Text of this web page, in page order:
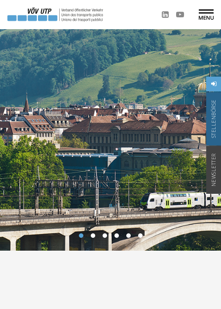
STELLENBÖRSE
NEWSLETTER